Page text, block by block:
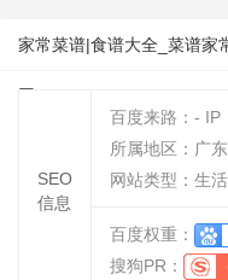
家常菜谱|食谱大全_菜谱家
网
SEO
信息
百度来路： - IP
所属地区：广东
网站类型：生
百度权重：
搜狗PR：